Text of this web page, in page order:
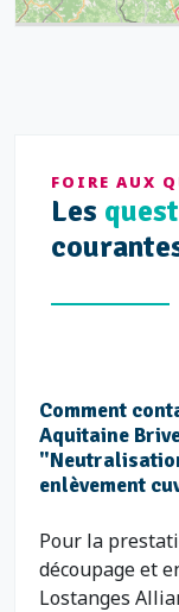
FOIRE AUX
Les
Comment
Aquitaine
enlèvement
Pour la
découpage et
Lostanges